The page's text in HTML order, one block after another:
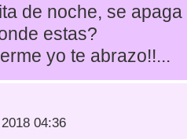
de noche, se
estas?
yo te abrazo!!...
04:36